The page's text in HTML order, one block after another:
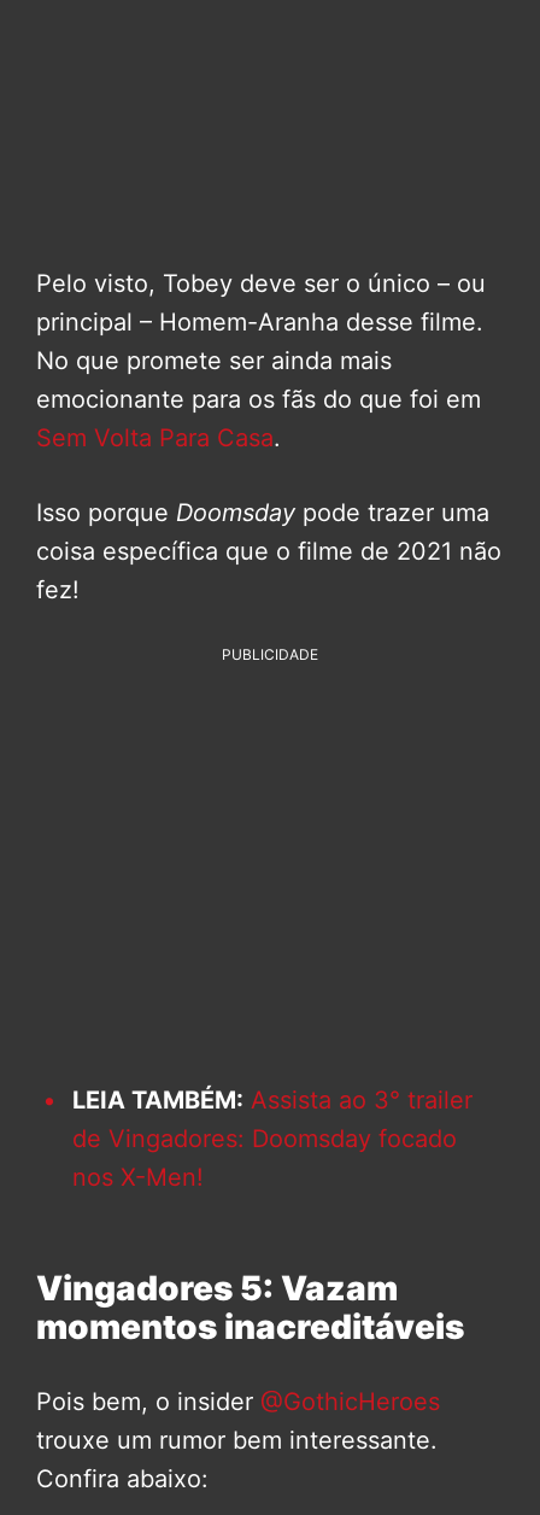
Pelo visto, Tobey deve ser o único – ou
principal – Homem-Aranha desse filme.
No que promete ser ainda mais
emocionante para os fãs do que foi em
Sem Volta Para Casa.
Isso porque Doomsday pode trazer uma
coisa específica que o filme de 2021 não
fez!
PUBLICIDADE
LEIA TAMBÉM: Assista ao 3° trailer
de Vingadores: Doomsday focado
nos X-Men!
Vingadores 5: Vazam
momentos inacreditáveis
Pois bem, o insider @GothicHeroes
trouxe um rumor bem interessante.
Confira abaixo: